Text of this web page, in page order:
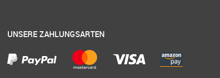
UNSERE ZAHLUNGSARTEN